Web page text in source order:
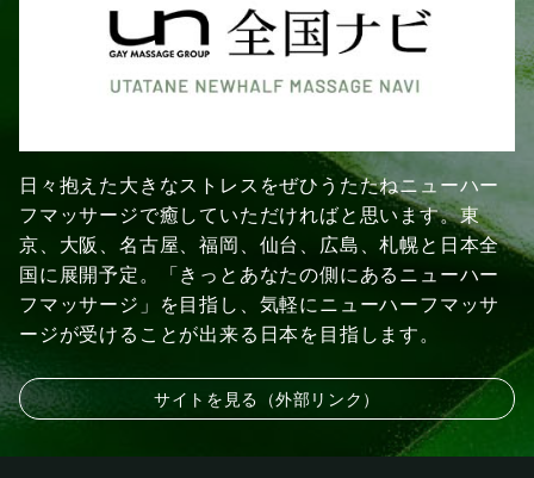
日々抱えた大きなストレスをぜひうたたねニューハー
フマッサージで癒していただければと思います。東
京、大阪、名古屋、福岡、仙台、広島、札幌と日本全
国に展開予定。「きっとあなたの側にあるニューハー
フマッサージ」を目指し、気軽にニューハーフマッサ
ージが受けることが出来る日本を目指します。
サイトを見る（外部リンク）